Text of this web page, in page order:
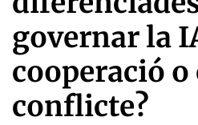
governar la
cooperació o
conflicte?